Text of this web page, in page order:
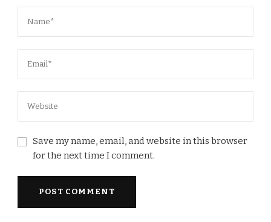
Save my name, email, and website in this browser
for the next time I comment.